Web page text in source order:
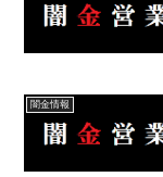
闇金情報